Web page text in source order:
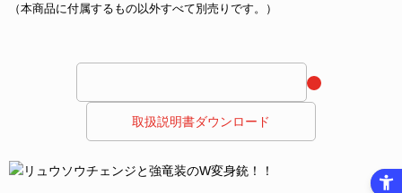
（本商品に付属するもの以外すべて別売りです。）
取扱説明書ダウンロード